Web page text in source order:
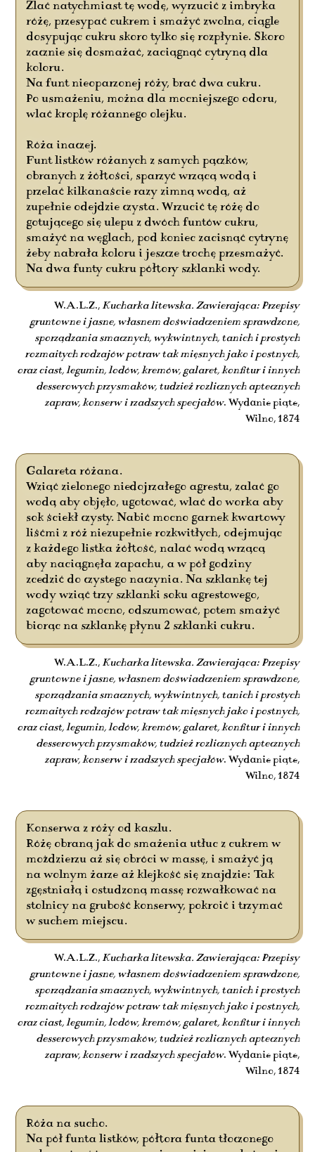
Zlać natychmiast tę wodę, wyrzucić z imbryka
różę, przesypać cukrem i smażyć zwolna, ciągle
dosypując cukru skoro tylko się rozpłynie. Skoro
zacznie się dosmażać, zaciągnąć cytryną dla
koloru.
Na funt nieoparzonej róży, brać dwa cukru.
Po usmażeniu, można dla mocniejszego odoru,
wlać kroplę różannego olejku.
Róża inaczej.
Funt listków różanych z samych pączków,
obranych z żółtości, sparzyć wrzącą wodą i
przelać kilkanaście razy zimną wodą, aż
zupełnie odejdzie czysta. Wrzucić tę różę do
gotującego się ulepu z dwóch funtów cukru,
smażyć na węglach, pod koniec zacisnąć cytrynę
żeby nabrała koloru i jeszcze trochę przesmażyć.
Na dwa funty cukru półtory szklanki wody.
W.A.L.Z., Kucharka litewska. Zawierająca: Przepisy
gruntowne i jasne, własnem doświadczeniem sprawdzone,
sporządzania smacznych, wykwintnych, tanich i prostych
rozmaitych rodzajów potraw tak mięsnych jako i postnych,
oraz ciast, legumin, lodów, kremów, galaret, konfitur i innych
desserowych przysmaków, tudzież rozlicznych aptecznych
zapraw, konserw i rzadszych specjałów. Wydanie piąte,
Wilno, 1874
Galareta różana.
Wziąć zielonego niedojrzałego agrestu, zalać go
wodą aby objęło, ugotować, wlać do worka aby
sok ściekł czysty. Nabić mocno garnek kwartowy
liśćmi z róż niezupełnie rozkwitłych, odejmując
z każdego listka żółtość, nalać wodą wrzącą
aby naciągnęła zapachu, a w pół godziny
zcedzić do czystego naczynia. Na szklankę tej
wody wziąć trzy szklanki soku agrestowego,
zagotować mocno, odszumować, potem smażyć
biorąc na szklankę płynu 2 szklanki cukru.
W.A.L.Z., Kucharka litewska. Zawierająca: Przepisy
gruntowne i jasne, własnem doświadczeniem sprawdzone,
sporządzania smacznych, wykwintnych, tanich i prostych
rozmaitych rodzajów potraw tak mięsnych jako i postnych,
oraz ciast, legumin, lodów, kremów, galaret, konfitur i innych
desserowych przysmaków, tudzież rozlicznych aptecznych
zapraw, konserw i rzadszych specjałów. Wydanie piąte,
Wilno, 1874
Konserwa z róży od kaszlu.
Różę obraną jak do smażenia utłuc z cukrem w
moździerzu aż się obróci w massę, i smażyć ją
na wolnym żarze aż klejkość się znajdzie: Tak
zgęstniałą i ostudzoną massę rozwałkować na
stolnicy na grubość konserwy, pokroić i trzymać
w suchem miejscu.
W.A.L.Z., Kucharka litewska. Zawierająca: Przepisy
gruntowne i jasne, własnem doświadczeniem sprawdzone,
sporządzania smacznych, wykwintnych, tanich i prostych
rozmaitych rodzajów potraw tak mięsnych jako i postnych,
oraz ciast, legumin, lodów, kremów, galaret, konfitur i innych
desserowych przysmaków, tudzież rozlicznych aptecznych
zapraw, konserw i rzadszych specjałów. Wydanie piąte,
Wilno, 1874
Róża na sucho.
Na pół funta listków, półtora funta tłoczonego